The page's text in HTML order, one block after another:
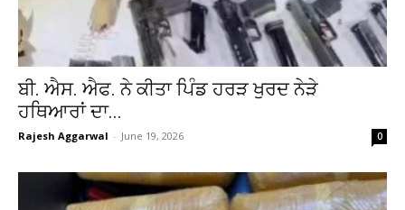
ਬੀ. ਐਸ. ਐਫ. ਨੇ ਕੀਤਾ ਪਿੰਡ ਹਰੜ ਖੁਰਦ ਨੇੜੇ
ਹਥਿਆਰਾਂ ਦਾ...
Rajesh Aggarwal - June 19, 2026 0